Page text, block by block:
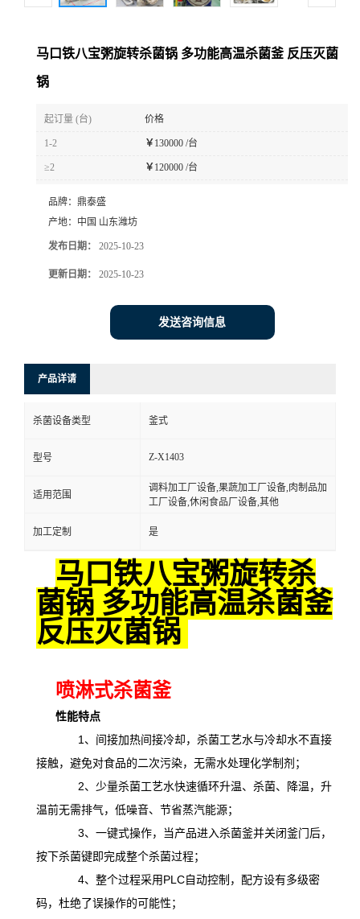
马口铁八宝粥旋转杀菌锅 多功能高温杀菌釜 反压灭菌
锅
起订量 (台) 价格
1-2 ￥ 130000 /台
≥2 ￥ 120000 /台
品牌： 鼎泰盛
产地： 中国 山东潍坊
发布日期： 2025-10-23
更新日期： 2025-10-23
发送咨询信息
产品详请
杀菌设备类型 釜式
型号 Z-X1403
适用范围
调料加工厂设备,果蔬加工厂设备,肉制品加
工厂设备,休闲食品厂设备,其他
加工定制 是
马口铁八宝粥旋转杀
菌锅 多功能高温杀菌釜
反压灭菌锅
喷淋式杀菌釜
性能特点
1、间接加热间接冷却，杀菌工艺水与冷却水不直接
接触，避免对食品的二次污染，无需水处理化学制剂；
2、少量杀菌工艺水快速循环升温、杀菌、降温，升
温前无需排气，低噪音、节省蒸汽能源；
3、一键式操作，当产品进入杀菌釜并关闭釜门后，
按下杀菌键即完成整个杀菌过程；
4、整个过程采用PLC自动控制，配方设有多级密
码，杜绝了误操作的可能性；